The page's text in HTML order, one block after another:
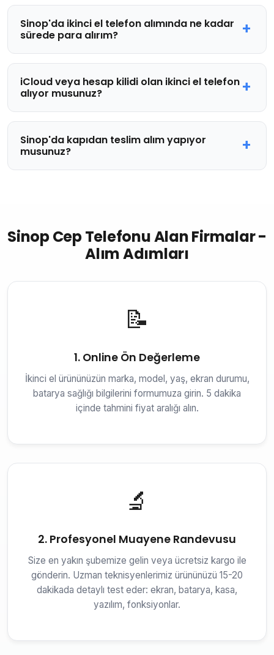
Sinop'da ikinci el telefon alımında ne kadar
sürede para alırım?
iCloud veya hesap kilidi olan ikinci el telefon
alıyor musunuz?
Sinop'da kapıdan teslim alım yapıyor
musunuz?
Sinop Cep Telefonu Alan Firmalar -
Alım Adımları
📝
1. Online Ön Değerleme
İkinci el ürününüzün marka, model, yaş, ekran durumu,
batarya sağlığı bilgilerini formumuza girin. 5 dakika
içinde tahmini fiyat aralığı alın.
🔬
2. Profesyonel Muayene Randevusu
Size en yakın şubemize gelin veya ücretsiz kargo ile
gönderin. Uzman teknisyenlerimiz ürününüzü 15-20
dakikada detaylı test eder: ekran, batarya, kasa,
yazılım, fonksiyonlar.